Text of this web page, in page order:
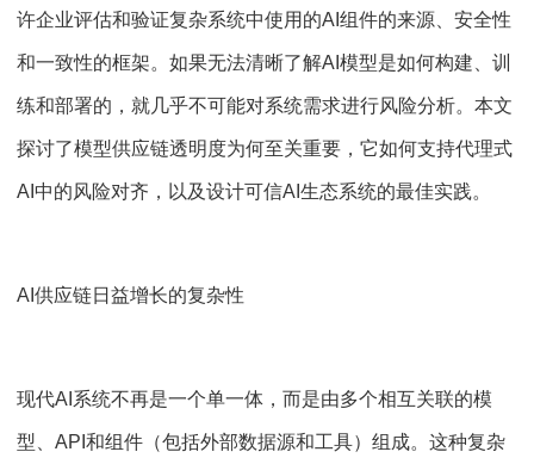
许企业评估和验证复杂系统中使用的AI组件的来源、安全性
和一致性的框架。如果无法清晰了解AI模型是如何构建、训
练和部署的，就几乎不可能对系统需求进行风险分析。本文
探讨了模型供应链透明度为何至关重要，它如何支持代理式
AI中的风险对齐，以及设计可信AI生态系统的最佳实践。
AI供应链日益增长的复杂性
现代AI系统不再是一个单一体，而是由多个相互关联的模
型、API和组件（包括外部数据源和工具）组成。这种复杂